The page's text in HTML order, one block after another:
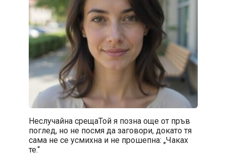
Неслучайна срещаТой я позна още от пръв
поглед, но не посмя да заговори, докато тя
сама не се усмихна и не прошепна: „Чаках
те.“